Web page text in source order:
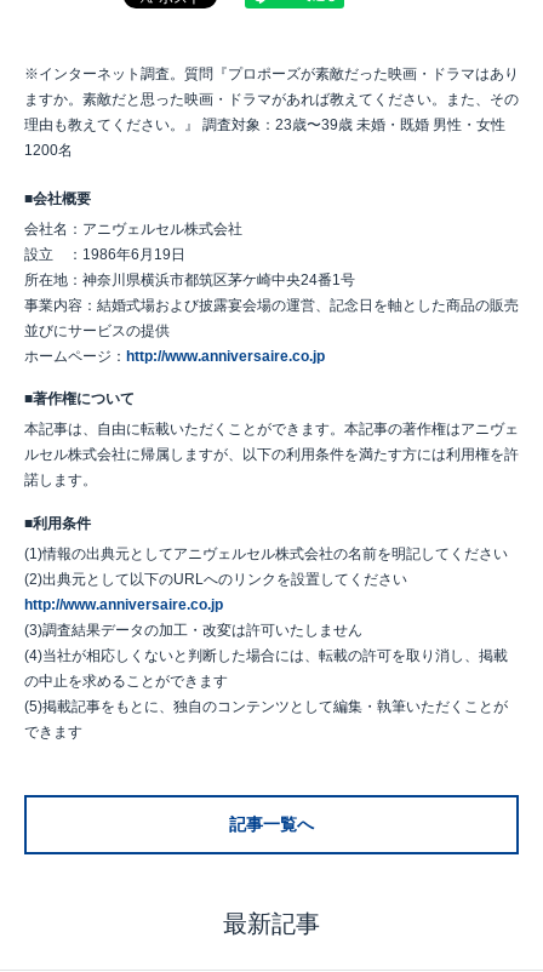
※インターネット調査。質問『プロポーズが素敵だった映画・ドラマはあり
ますか。素敵だと思った映画・ドラマがあれば教えてください。また、その
理由も教えてください。』 調査対象：23歳〜39歳 未婚・既婚 男性・女性
1200名
■会社概要
会社名：アニヴェルセル株式会社
設立 ：1986年6月19日
所在地：神奈川県横浜市都筑区茅ケ崎中央24番1号
事業内容：結婚式場および披露宴会場の運営、記念日を軸とした商品の販売
並びにサービスの提供
ホームページ： http://www.anniversaire.co.jp
■著作権について
本記事は、自由に転載いただくことができます。本記事の著作権はアニヴェ
ルセル株式会社に帰属しますが、以下の利用条件を満たす方には利用権を許
諾します。
■利用条件
(1)情報の出典元としてアニヴェルセル株式会社の名前を明記してください
(2)出典元として以下のURLへのリンクを設置してください
http://www.anniversaire.co.jp
(3)調査結果データの加工・改変は許可いたしません
(4)当社が相応しくないと判断した場合には、転載の許可を取り消し、掲載
の中止を求めることができます
(5)掲載記事をもとに、独自のコンテンツとして編集・執筆いただくことが
できます
記事一覧へ
最新記事